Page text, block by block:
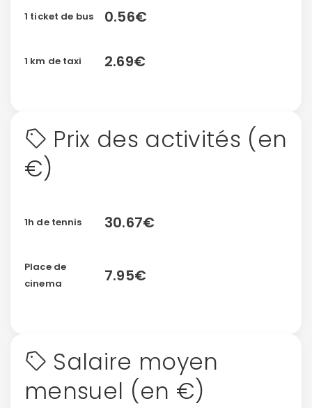
1 ticket de bus 0.56€
1 km de taxi 2.69€
Prix des activités (en
€)
1h de tennis 30.67€
Place de
cinema
7.95€
Salaire moyen
mensuel (en €)